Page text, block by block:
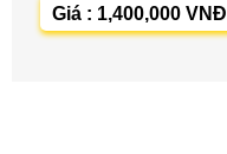
Giá : 1,400,000 VNĐ